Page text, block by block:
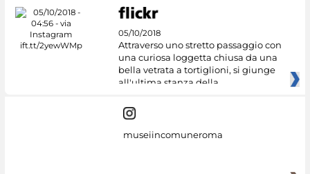
05/10/2018
Attraverso uno stretto passaggio con
una curiosa loggetta chiusa da una
bella vetrata a tortiglioni, si giunge
all'ultima stanza della
museiincomuneroma